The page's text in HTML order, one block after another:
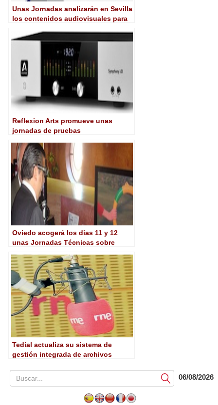
Unas Jornadas analizarán en Sevilla
los contenidos audiovisuales para
Reflexion Arts promueve unas
jornadas de pruebas
Oviedo acogerá los dias 11 y 12
unas Jornadas Técnicas sobre
Tedial actualiza su sistema de
gestión integrada de archivos
Submit06/08/2026